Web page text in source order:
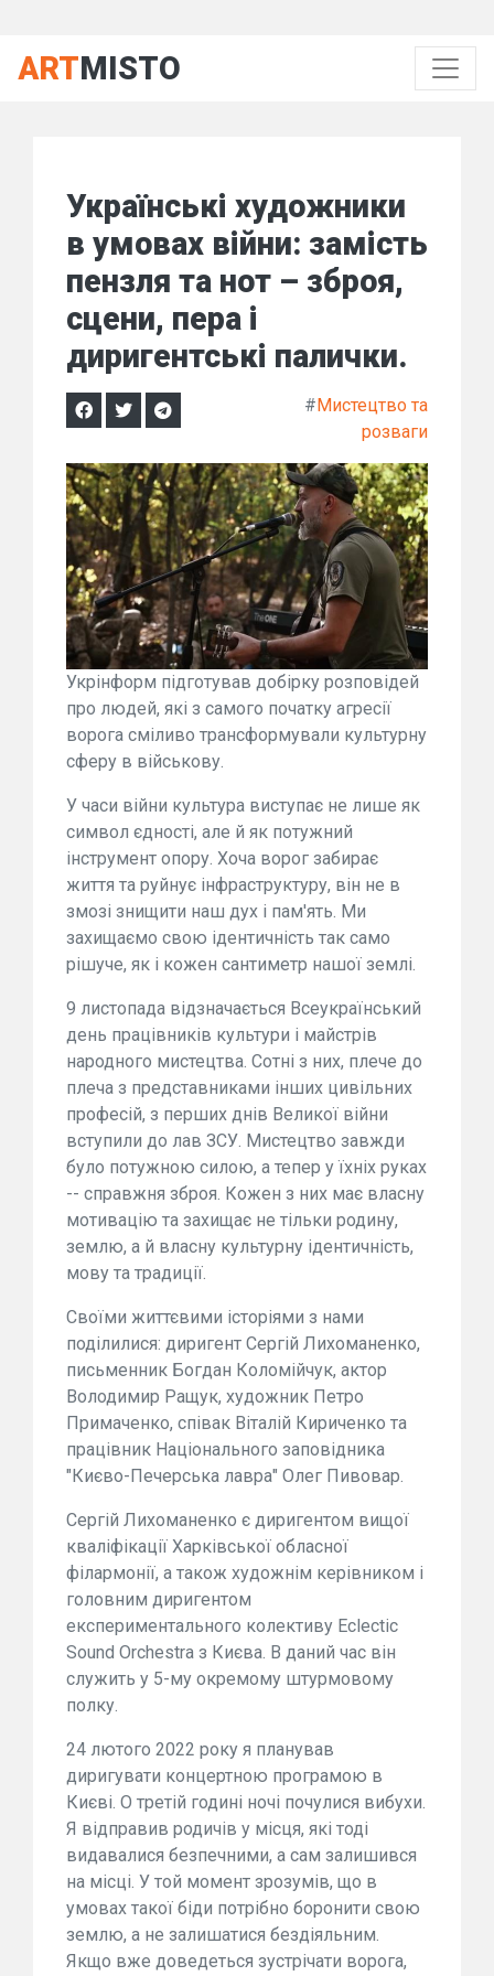
ARTMISTO
Українські художники
в умовах війни: замість
пензля та нот – зброя,
сцени, пера і
диригентські палички.
#Мистецтво та
розваги
Укрінформ підготував добірку розповідей
про людей, які з самого початку агресії
ворога сміливо трансформували культурну
сферу в військову.
У часи війни культура виступає не лише як
символ єдності, але й як потужний
інструмент опору. Хоча ворог забирає
життя та руйнує інфраструктуру, він не в
змозі знищити наш дух і пам'ять. Ми
захищаємо свою ідентичність так само
рішуче, як і кожен сантиметр нашої землі.
9 листопада відзначається Всеукраїнський
день працівників культури і майстрів
народного мистецтва. Сотні з них, плече до
плеча з представниками інших цивільних
професій, з перших днів Великої війни
вступили до лав ЗСУ. Мистецтво завжди
було потужною силою, а тепер у їхніх руках
-- справжня зброя. Кожен з них має власну
мотивацію та захищає не тільки родину,
землю, а й власну культурну ідентичність,
мову та традиції.
Своїми життєвими історіями з нами
поділилися: диригент Сергій Лихоманенко,
письменник Богдан Коломійчук, актор
Володимир Ращук, художник Петро
Примаченко, співак Віталій Кириченко та
працівник Національного заповідника
"Києво-Печерська лавра" Олег Пивовар.
Сергій Лихоманенко є диригентом вищої
кваліфікації Харківської обласної
філармонії, а також художнім керівником і
головним диригентом
експериментального колективу Eclectic
Sound Orchestra з Києва. В даний час він
служить у 5-му окремому штурмовому
полку.
24 лютого 2022 року я планував
диригувати концертною програмою в
Києві. О третій годині ночі почулися вибухи.
Я відправив родичів у місця, які тоді
видавалися безпечними, а сам залишився
на місці. У той момент зрозумів, що в
умовах такої біди потрібно боронити свою
землю, а не залишатися бездіяльним.
Якщо вже доведеться зустрічати ворога,